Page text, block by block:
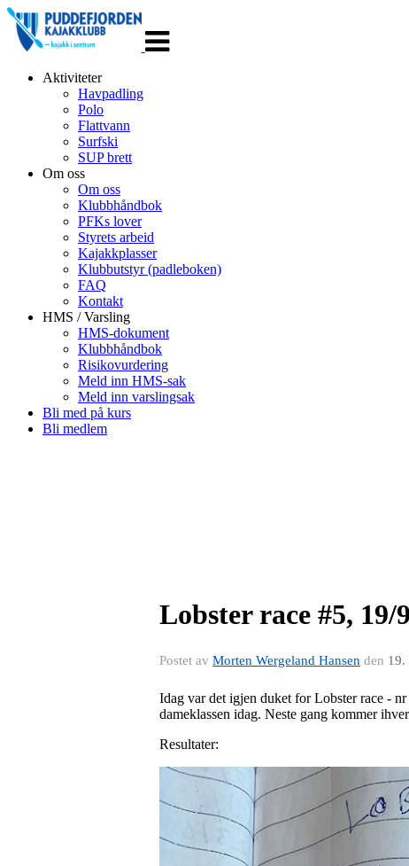
navigasjon
Aktiviteter
Havpadling
Polo
Flattvann
Surfski
SUP brett
Om oss
Om oss
Klubbhåndbok
PFKs lover
Styrets arbeid
Kajakkplasser
Klubbutstyr (padleboken)
FAQ
Kontakt
HMS / Varsling
HMS-dokument
Klubbhåndbok
Risikovurdering
Meld inn HMS-sak
Meld inn varslingsak
Bli med på kurs
Bli medlem
Lobster race #5, 19/
Postet av Morten Wergeland Hansen den 19.
Idag var det igjen duket for Lobster race -
dameklassen idag. Neste gang kommer
Resultater: